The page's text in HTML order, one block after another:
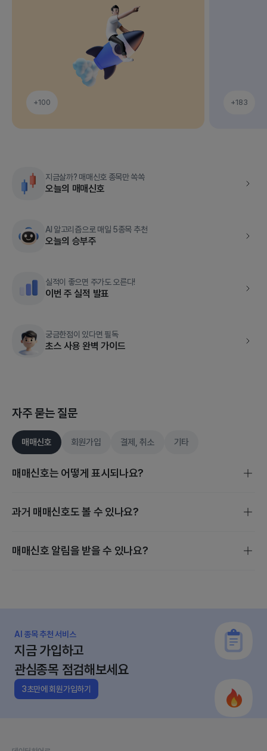
+100 +183
지금살까? 매매신호 종목만 쏙쏙
오늘의 매매신호
AI 알고리즘으로 매일 5종목 추천
오늘의 승부주
실적이 좋으면 주가도 오른다!
이번 주 실적 발표
궁금한점이 있다면 필독
초스 사용 완벽 가이드
자주 묻는 질문
매매신호 회원가입 결제, 취소 기타
매매신호는 어떻게 표시되나요?
매매신호는 스마트 스코어, 밸류에이션, 수급 분석을 기준으로
과거 매매신호도 볼 수 있나요?
개별 종목 매매신호는 종목검색 후 [지금 살까?] 에서 확인할
매매신호 알림을 받을 수 있나요?
AI 종목 추천 서비스
지금 가입하고
관심종목 점검해보세요
3초만에 회원가입하기